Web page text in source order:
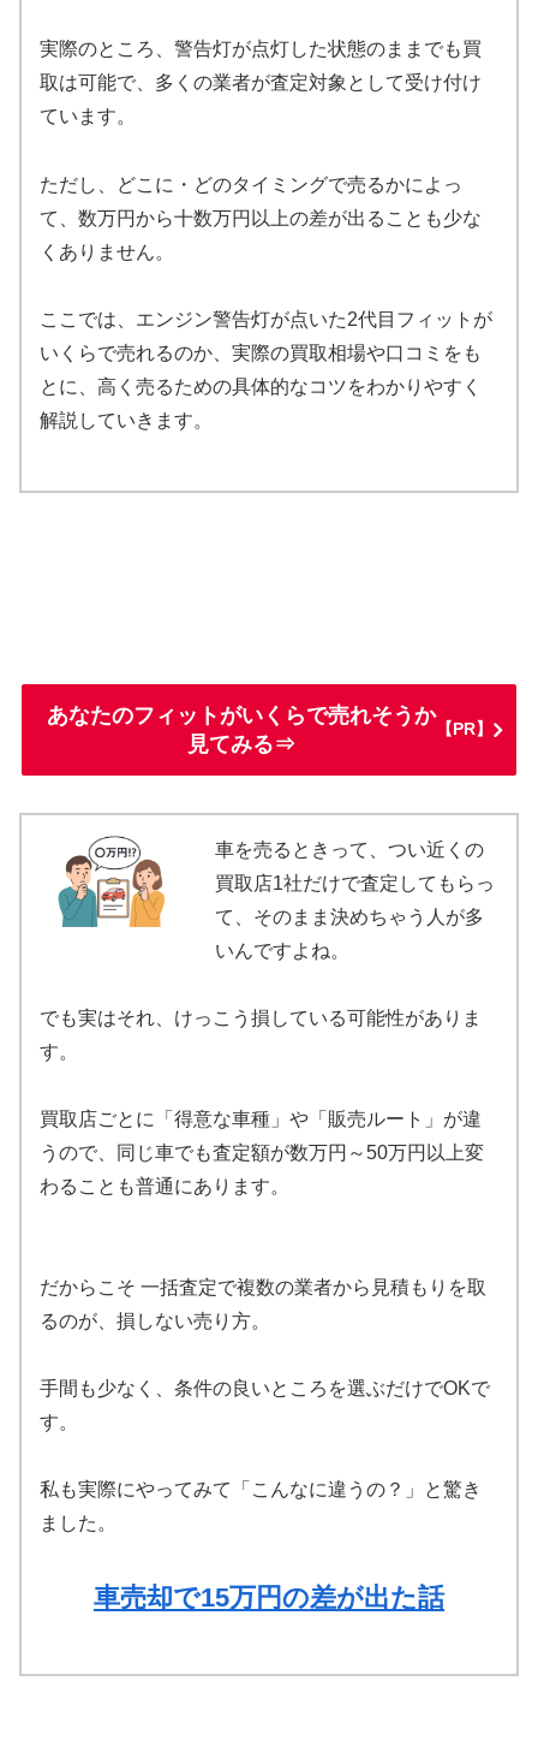
実際のところ、警告灯が点灯した状態のままでも買
取は可能で、多くの業者が査定対象として受け付け
ています。
ただし、どこに・どのタイミングで売るかによっ
て、数万円から十数万円以上の差が出ることも少な
くありません。
ここでは、エンジン警告灯が点いた2代目フィットが
いくらで売れるのか、実際の買取相場や口コミをも
とに、高く売るための具体的なコツをわかりやすく
解説していきます。
あなたのフィットがいくらで売れそうか
見てみる⇒
【PR】
車を売るときって、つい近くの
買取店1社だけで査定してもらっ
て、そのまま決めちゃう人が多
いんですよね。
でも実はそれ、けっこう損している可能性がありま
す。
買取店ごとに「得意な車種」や「販売ルート」が違
うので、同じ車でも査定額が数万円～50万円以上変
わることも普通にあります。
だからこそ 一括査定で複数の業者から見積もりを取
るのが、損しない売り方。
手間も少なく、条件の良いところを選ぶだけでOKで
す。
私も実際にやってみて「こんなに違うの？」と驚き
ました。
車売却で15万円の差が出た話